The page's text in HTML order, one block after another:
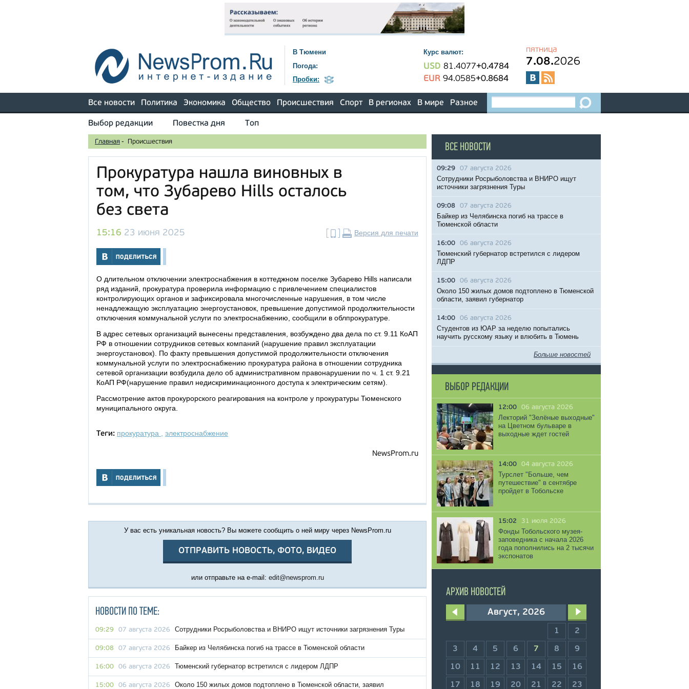
В Тюмени
Погода:
Пробки:
Курс валют:
USD 81.4077+0.4784
EUR 94.0585+0.8684
пятница
7.08.2026
Все новости Политика Экономика Общество Происшествия Спорт В регионах В мире Разное
Выбор редакции Повестка дня Топ
Главная - Происшествия
Прокуратура нашла виновных в
том, что Зубарево Hills осталось
без света
15:16 23 июня 2025 Версия для печати
О длительном отключении электроснабжения в коттеджном поселке Зубарево Hills написали
ряд изданий, прокуратура проверила информацию с привлечением специалистов
контролирующих органов и зафиксировала многочисленные нарушения, в том числе
ненадлежащую эксплуатацию энергоустановок, превышение допустимой продолжительности
отключения коммунальной услуги по электроснабжению, сообщили в облпрокуратуре.
В адрес сетевых организаций вынесены представления, возбуждено два дела по ст. 9.11 КоАП
РФ в отношении сотрудников сетевых компаний (нарушение правил эксплуатации
энергоустановок). По факту превышения допустимой продолжительности отключения
коммунальной услуги по электроснабжению прокуратура района в отношении сотрудника
сетевой организации возбудила дело об административном правонарушении по ч. 1 ст. 9.21
КоАП РФ(нарушение правил недискриминационного доступа к электрическим сетям).
Рассмотрение актов прокурорского реагирования на контроле у прокуратуры Тюменского
муниципального округа.
Теги: прокуратура электроснабжение
NewsProm.ru
У вас есть уникальная новость? Вы можете сообщить о ней миру через NewsProm.ru
ОТПРАВИТЬ НОВОСТЬ, ФОТО, ВИДЕО
или отправьте на e-mail: edit@newsprom.ru
НОВОСТИ ПО ТЕМЕ:
09:29 07 августа 2026 Сотрудники Росрыболовства и ВНИРО ищут источники загрязнения Туры
09:08 07 августа 2026 Байкер из Челябинска погиб на трассе в Тюменской области
16:00 06 августа 2026 Тюменский губернатор встретился с лидером ЛДПР
15:00 06 августа 2026 Около 150 жилых домов подтоплено в Тюменской области, заявил
ВСЕ НОВОСТИ
09:29 07 августа 2026
Сотрудники Росрыболовства и ВНИРО ищут
источники загрязнения Туры
09:08 07 августа 2026
Байкер из Челябинска погиб на трассе в
Тюменской области
16:00 06 августа 2026
Тюменский губернатор встретился с лидером
ЛДПР
15:00 06 августа 2026
Около 150 жилых домов подтоплено в Тюменской
области, заявил губернатор
14:00 06 августа 2026
Студентов из ЮАР за неделю попытались
научить русскому языку и влюбить в Тюмень
Больше новостей
ВЫБОР РЕДАКЦИИ
12:00 06 августа 2026
Лекторий "Зелёные выходные"
на Цветном бульваре в
выходные ждет гостей
14:00 04 августа 2026
Турслет "Больше, чем
путешествие" в сентябре
пройдет в Тобольске
15:02 31 июля 2026
Фонды Тобольского музея-
заповедника с начала 2026
года пополнились на 2 тысячи
экспонатов
АРХИВ НОВОСТЕЙ
Август, 2026
1 2
3 4 5 6 7 8 9
10 11 12 13 14 15 16
17 18 19 20 21 22 23